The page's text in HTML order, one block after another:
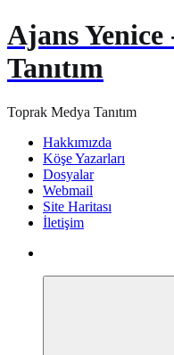
Ajans
Tanıtım
Toprak Medya Tanıtım
Hakkımızda
Köşe Yazarları
Dosyalar
Webmail
Site Haritası
İletişim